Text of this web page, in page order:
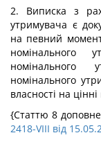
2. Виписка з
утримувача є
на певний
номінального
номінального
номінального
власності на
{Статтю 8
2418-VIII від